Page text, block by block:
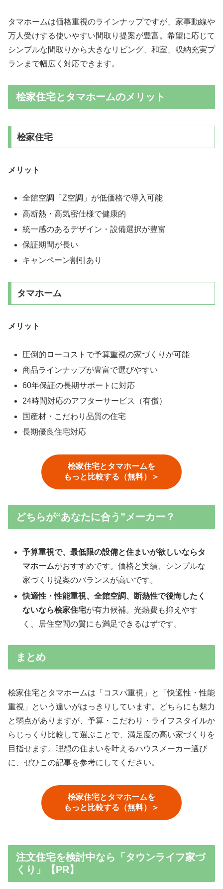
タマホームは価格重視のラインナップですが、家事動線や
万人受けする使いやすい間取り提案が豊富。希望に応じて
シンプルな間取りから大きなリビング、和室、収納充実プ
ランまで幅広く対応できます。
桧家住宅とタマホームのメリット
桧家住宅
メリット
全館空調「Z空調」が低価格で導入可能
高断熱・高気密仕様で健康的
統一感のあるデザイン・設備選択が豊富
保証期間が長い
キャンペーン割引あり
タマホーム
メリット
圧倒的ローコストで予算重視の家づくりが可能
商品ラインナップが豊富で選びやすい
60年保証の長期サポートに対応
24時間対応のアフターサービス（有償）
国産材・こだわり品質の住宅
長期優良住宅対応
桧家住宅とタマホームを
もっと比較する（無料）＞
どちらが“あなたに合う”メーカー？
予算重視で、最低限の設備と住まいが欲しいならタ
マホームがおすすめです。価格と実績、シンプルな
家づくり提案のバランスが高いです。
快適性・性能重視、全館空調、断熱性で後悔したく
ないなら桧家住宅が有力候補。光熱費も抑えやす
く、居住空間の質にも満足できるはずです。
まとめ
桧家住宅とタマホームは「コスパ重視」と「快適性・性能
重視」という違いがはっきりしています。どちらにも魅力
と弱点がありますが、予算・こだわり・ライフスタイルか
らじっくり比較して選ぶことで、満足度の高い家づくりを
目指せます。理想の住まいを叶えるハウスメーカー選び
に、ぜひこの記事を参考にしてください。
桧家住宅とタマホームを
もっと比較する（無料）＞
注文住宅を検討中なら「タウンライフ家づ
くり」【PR】